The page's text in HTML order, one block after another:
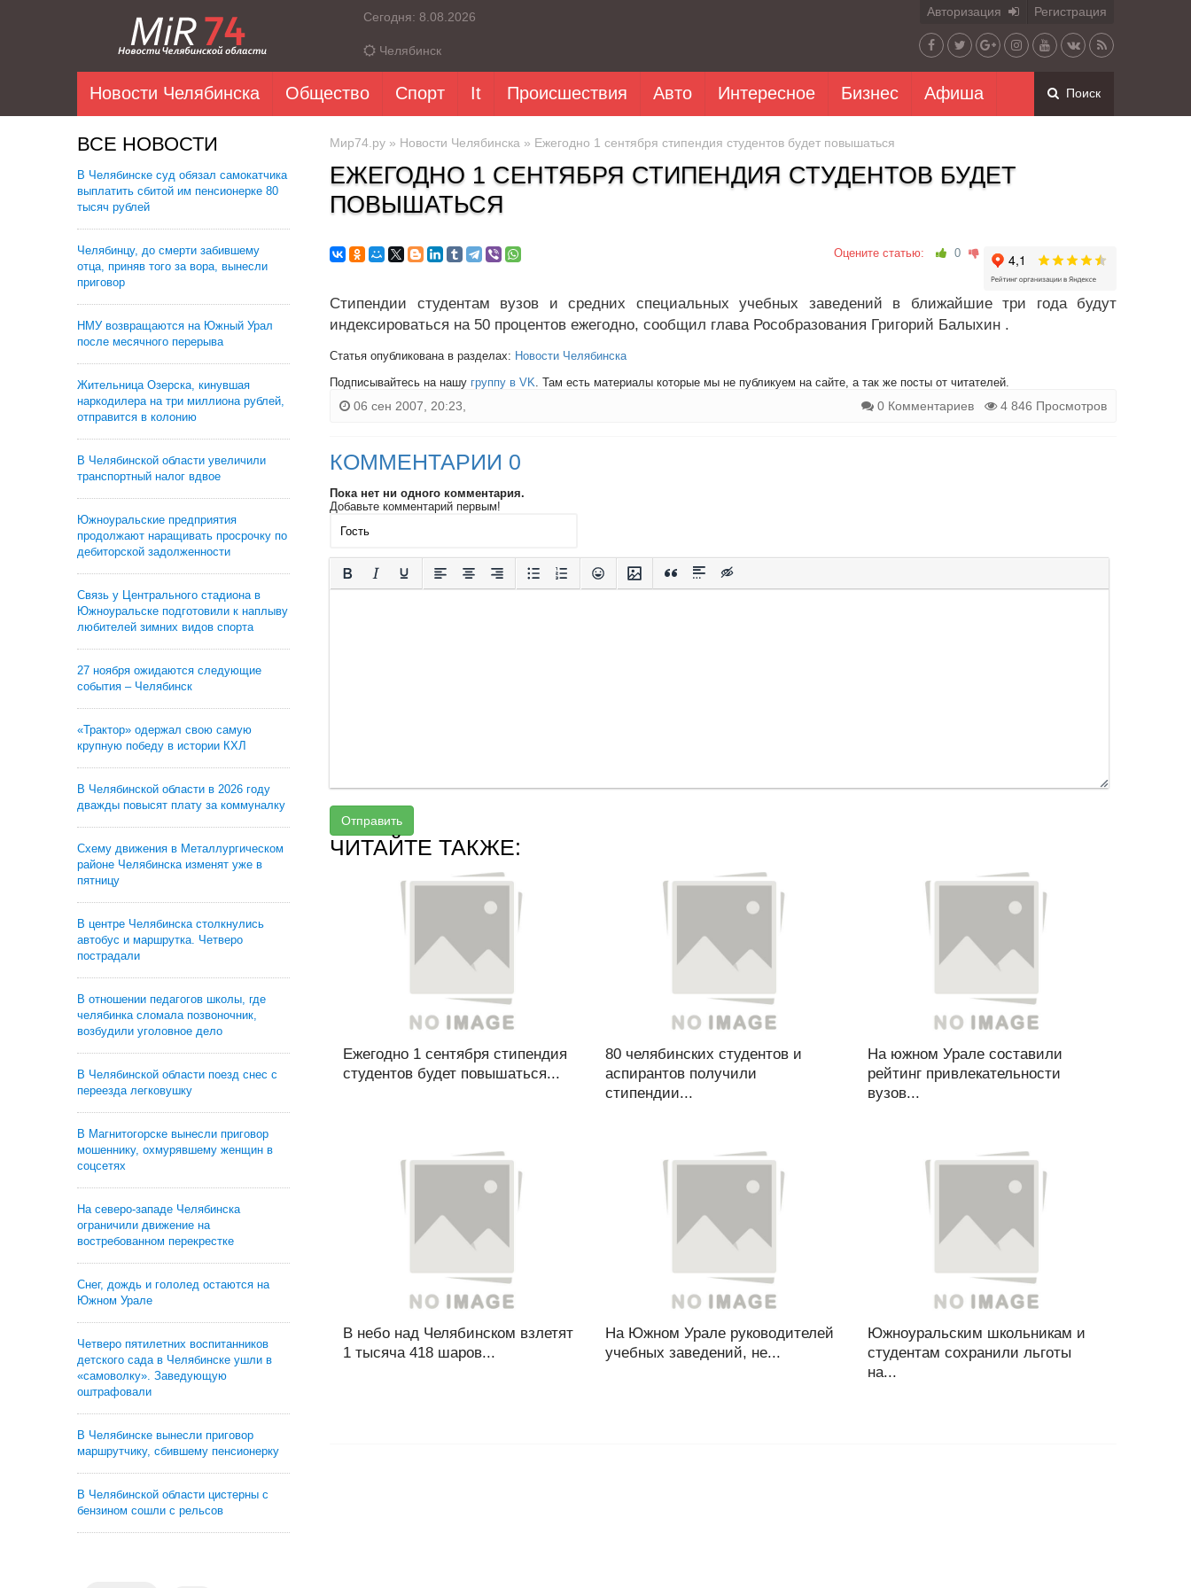
Сегодня: 8.08.2026
Челябинск
Авторизация Регистрация
Новости Челябинска Общество Спорт It Происшествия Авто Интересное Бизнес Афиша Поиск
ВСЕ НОВОСТИ
В Челябинске суд обязал самокатчика
выплатить сбитой им пенсионерке 80
тысяч рублей
Челябинцу, до смерти забившему
отца, приняв того за вора, вынесли
приговор
НМУ возвращаются на Южный Урал
после месячного перерыва
Жительница Озерска, кинувшая
наркодилера на три миллиона рублей,
отправится в колонию
В Челябинской области увеличили
транспортный налог вдвое
Южноуральские предприятия
продолжают наращивать просрочку по
дебиторской задолженности
Связь у Центрального стадиона в
Южноуральске подготовили к наплыву
любителей зимних видов спорта
27 ноября ожидаются следующие
события – Челябинск
«Трактор» одержал свою самую
крупную победу в истории КХЛ
В Челябинской области в 2026 году
дважды повысят плату за коммуналку
Схему движения в Металлургическом
районе Челябинска изменят уже в
пятницу
В центре Челябинска столкнулись
автобус и маршрутка. Четверо
пострадали
В отношении педагогов школы, где
челябинка сломала позвоночник,
возбудили уголовное дело
В Челябинской области поезд снес с
переезда легковушку
В Магнитогорске вынесли приговор
мошеннику, охмурявшему женщин в
соцсетях
На северо-западе Челябинска
ограничили движение на
востребованном перекрестке
Снег, дождь и гололед остаются на
Южном Урале
Четверо пятилетних воспитанников
детского сада в Челябинске ушли в
«самоволку». Заведующую
оштрафовали
В Челябинске вынесли приговор
маршрутчику, сбившему пенсионерку
В Челябинской области цистерны с
бензином сошли с рельсов
Мир74.ру » Новости Челябинска » Ежегодно 1 сентября стипендия студентов будет повышаться
ЕЖЕГОДНО 1 СЕНТЯБРЯ СТИПЕНДИЯ СТУДЕНТОВ БУДЕТ
ПОВЫШАТЬСЯ
Оцените статью: 0
Стипендии студентам вузов и средних специальных учебных заведений в ближайшие три года будут
индексироваться на 50 процентов ежегодно, сообщил глава Рособразования Григорий Балыхин .
Статья опубликована в разделах: Новости Челябинска
Подписывайтесь на нашу группу в VK. Там есть материалы которые мы не публикуем на сайте, а так же посты от читателей.
06 сен 2007, 20:23, 0 Комментариев 4 846 Просмотров
КОММЕНТАРИИ 0
Пока нет ни одного комментария.
Добавьте комментарий первым!
Отправить
ЧИТАЙТЕ ТАКЖЕ:
Ежегодно 1 сентября стипендия
студентов будет повышаться...
80 челябинских студентов и
аспирантов получили
стипендии...
На южном Урале составили
рейтинг привлекательности
вузов...
В небо над Челябинском взлетят
1 тысяча 418 шаров...
На Южном Урале руководителей
учебных заведений, не...
Южноуральским школьникам и
студентам сохранили льготы
на...